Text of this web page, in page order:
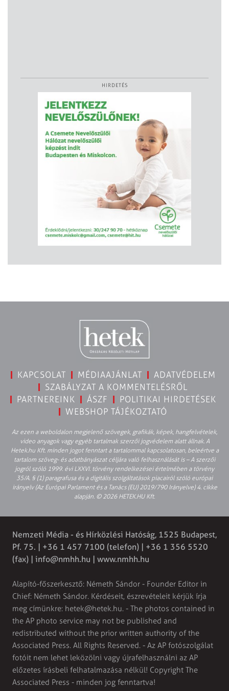
HIRDETÉS
KAPCSOLAT MÉDIAAJÁNLAT
ADATVÉDELEM
SZABÁLYZAT A KOMMENTELÉSRŐL
PARTNEREINK
ÁSZF
POLITIKAI HIRDETÉSEK
WEBSHOP TÁJÉKOZTATÓ
Az ezen a weboldalon megjelenő szövegek, grafikák, képek, hangfelvételek,
video anyagok vagy egyéb tartalmak szerzői jogvédelem alatt állnak. A
Hetek.hu Kft. minden jogot fenntart a tartalommal kapcsolatosan, beleértve a
tartalom szöveg- és adatbányászat céljára való felhasználását is – A szerzői
jogról szóló 1999. évi LXXVI. törvény rendelkezései értelmében a törvény
35/A. § (1) paragrafusa és a digitális szolgáltatások piacairól szóló európai
irányelv (Az Európai Parlament és a Tanács (EU) 2019/790 Irányelve) 4. cikke
alapján. © 2026 HETEK.HU Kft.
Nemzeti Média - és Hírközlési Hatóság, 1525 Budapest,
Pf. 75. | +36 1 457 7100 (telefon) | +36 1 356 5520
(fax) | info@nmhh.hu | www.nmhh.hu
Alapító-főszerkesztő: Németh Sándor - Founder Editor in
Chief: Németh Sándor. Kérdéseit, észrevételeit kérjük írja
meg címünkre: hetek@hetek.hu. - The photos contained in
the AP photo service may not be published and
redistributed without the prior written authority of the
Associated Press. All Rights Reserved. - Az AP fotószolgálat
fotóit nem lehet leközölni vagy újrafelhasználni az AP
előzetes írásbeli felhatalmazása nélkül! Copyright The
Associated Press - minden jog fenntartva!